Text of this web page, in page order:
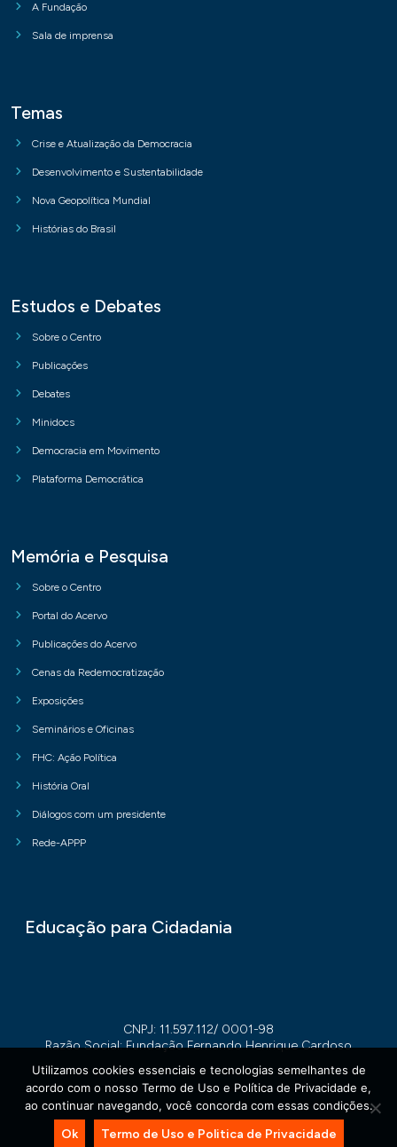
A Fundação
Sala de imprensa
Temas
Crise e Atualização da Democracia
Desenvolvimento e Sustentabilidade
Nova Geopolítica Mundial
Histórias do Brasil
Estudos e Debates
Sobre o Centro
Publicações
Debates
Minidocs
Democracia em Movimento
Plataforma Democrática
Memória e Pesquisa
Sobre o Centro
Portal do Acervo
Publicações do Acervo
Cenas da Redemocratização
Exposições
Seminários e Oficinas
FHC: Ação Política
História Oral
Diálogos com um presidente
Rede-APPP
Educação para Cidadania
CNPJ: 11.597.112/ 0001-98
Razão Social: Fundação Fernando Henrique Cardoso
Utilizamos cookies essenciais e tecnologias semelhantes de
acordo com o nosso Termo de Uso e Política de Privacidade e,
ao continuar navegando, você concorda com essas condições.
Ok Termo de Uso e Politica de Privacidade